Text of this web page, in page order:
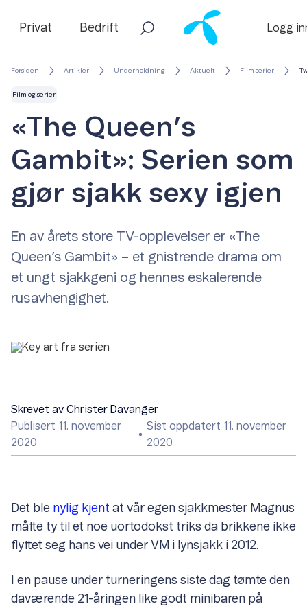
Privat Bedrift Logg
Forsiden Artikler Underholdning Aktuelt Film serier
Film og serier
«The Queen’s
Gambit»: Serien som
gjør sjakk sexy igjen
En av årets store TV-opplevelser er «The
Queen’s Gambit» – et gnistrende drama om
et ungt sjakkgeni og hennes eskalerende
rusavhengighet.
Skrevet av Christer Davanger
Publisert 11. november
2020
Sist oppdatert 11. november
2020
Det ble nylig kjent at vår egen sjakkmester Magnus
måtte ty til et noe uortodokst triks da brikkene ikke
flyttet seg hans vei under VM i lynsjakk i 2012.
I en pause under turneringens siste dag tømte den
daværende 21-åringen like godt minibaren på